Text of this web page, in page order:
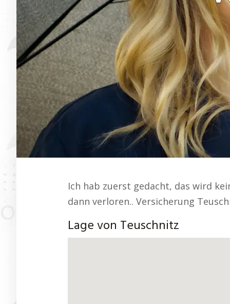
Ich hab zuerst gedacht, das wird
dann verloren.. Versicherung
Lage von Teuschnitz